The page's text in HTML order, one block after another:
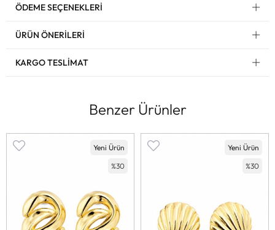
ÖDEME SEÇENEKLERI
ÜRÜN ÖNERILERI
KARGO TESLIMAT
Benzer Ürünler
Yeni Ürün
%30
Yeni Ürün
%30